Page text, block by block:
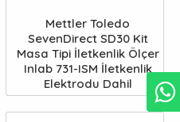
Mettler Toledo
SevenDirect SD30 Kit
Masa Tipi İletkenlik Ölçer
Inlab 731-ISM İletkenlik
Elektrodu Dahil